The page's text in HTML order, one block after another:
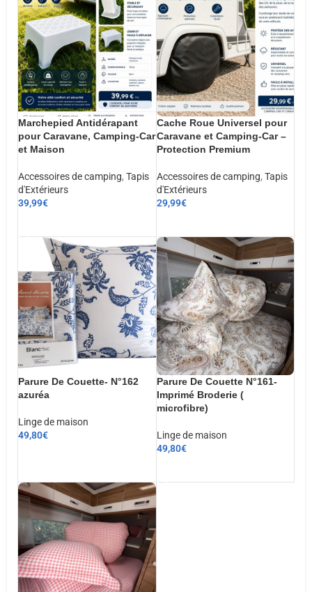
Marchepied Antidérapant
pour Caravane, Camping-Car
et Maison
Accessoires de camping, Tapis
d'Extérieurs
39,99€
Cache Roue Universel pour
Caravane et Camping-Car –
Protection Premium
Accessoires de camping, Tapis
d'Extérieurs
29,99€
Parure De Couette- N°162
azuréa
Linge de maison
49,80€
Parure De Couette N°161-
Imprimé Broderie (
microfibre)
Linge de maison
49,80€